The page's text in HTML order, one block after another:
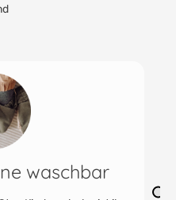
& strapazierfähig